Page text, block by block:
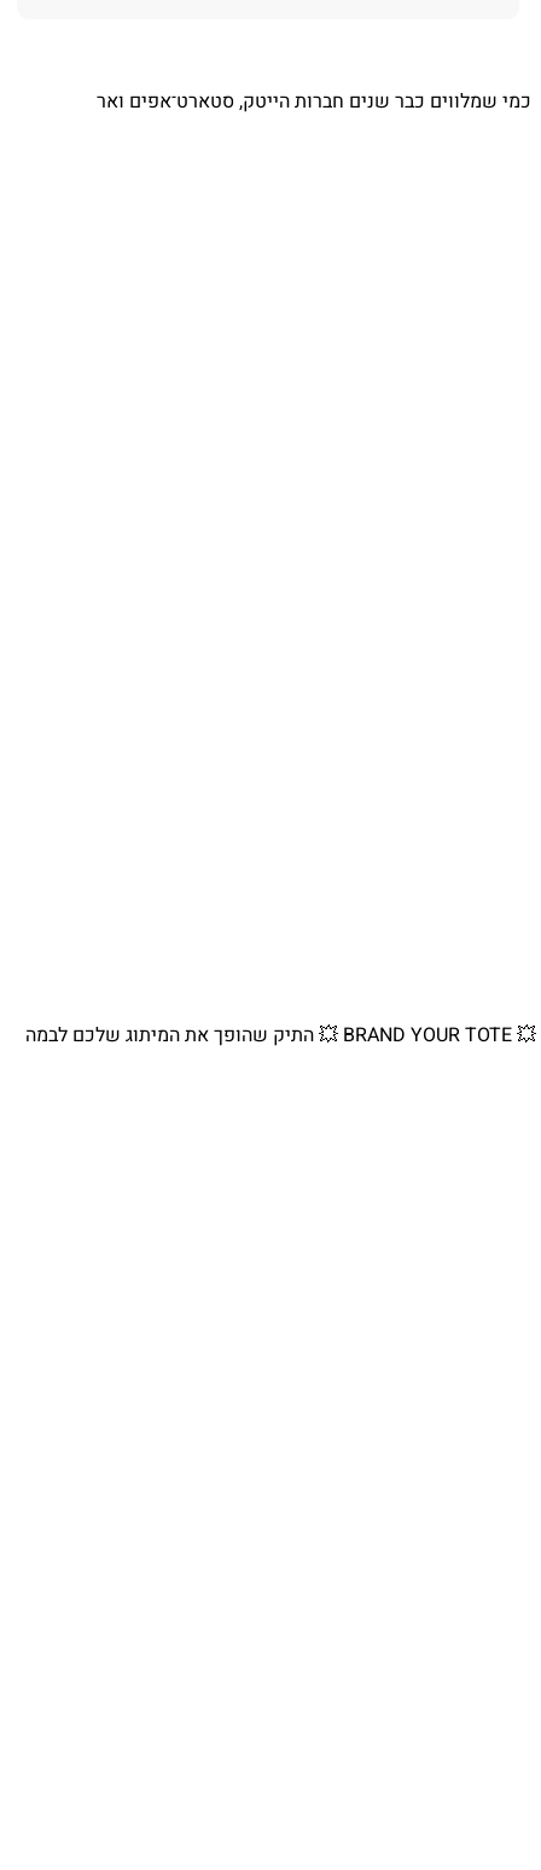
⁨ כמי שמלווים כבר שנים חברות הייטק, סטארט־אפים ואר
💥 BRAND YOUR TOTE 💥 התיק שהופך את המיתוג שלכם לבמה